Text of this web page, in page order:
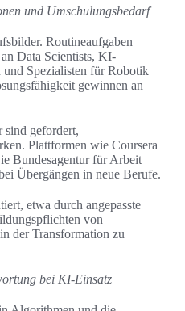
und Umschulungsbedarf
Routineaufgaben
Data Scientists, KI-
Spezialisten für Robotik
gewinnen an
gefordert,
Plattformen wie Coursera
Bundesagentur für Arbeit
Übergängen in neue Berufe.
etwa durch angepasste
von
der Transformation zu
bei KI-Einsatz